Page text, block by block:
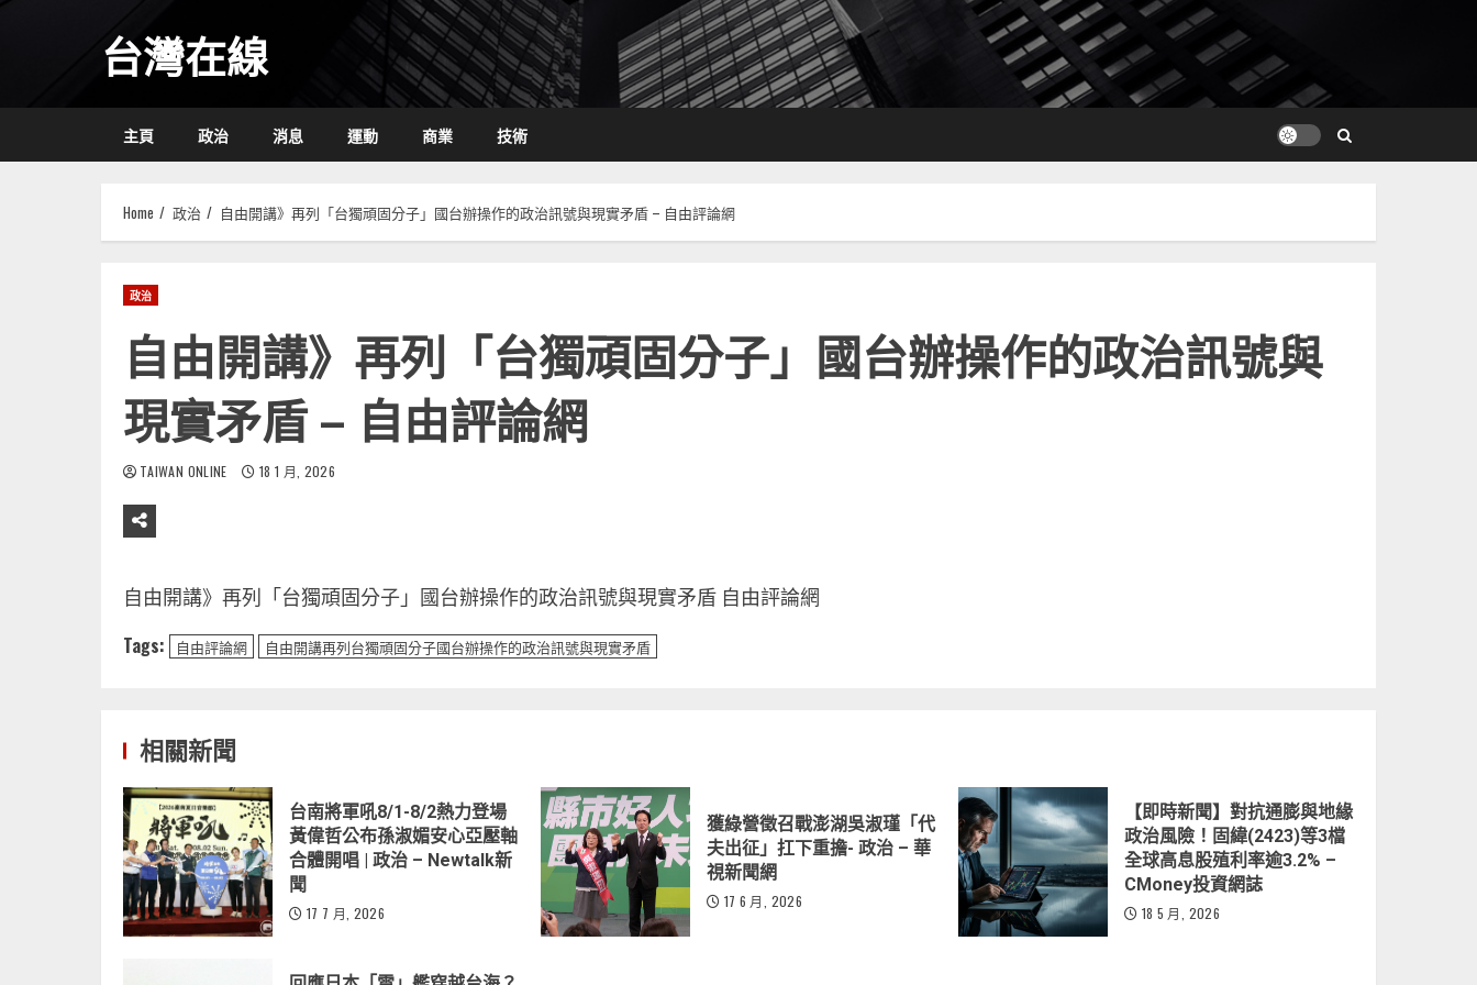
台灣在線
主頁 政治 消息 運動 商業 技術
Home 政治 自由開講》再列「台獨頑固分子」國台辦操作的政治訊號與現實矛盾 – 自由評論網
政治
自由開講》再列「台獨頑固分子」國台辦操作的政治訊號與
現實矛盾 – 自由評論網
TAIWAN ONLINE 18 1 月, 2026
自由開講》再列「台獨頑固分子」國台辦操作的政治訊號與現實矛盾 自由評論網
Tags: 自由評論網 自由開講再列台獨頑固分子國台辦操作的政治訊號與現實矛盾
相關新聞
台南將軍吼8/1-8/2熱力登場
黃偉哲公布孫淑媚安心亞壓軸
合體開唱 | 政治 – Newtalk新
聞
17 7 月, 2026
獲綠營徵召戰澎湖吳淑瑾「代
夫出征」扛下重擔- 政治 – 華
視新聞網
17 6 月, 2026
【即時新聞】對抗通膨與地緣
政治風險！固緯(2423)等3檔
全球高息股殖利率逾3.2% –
CMoney投資網誌
18 5 月, 2026